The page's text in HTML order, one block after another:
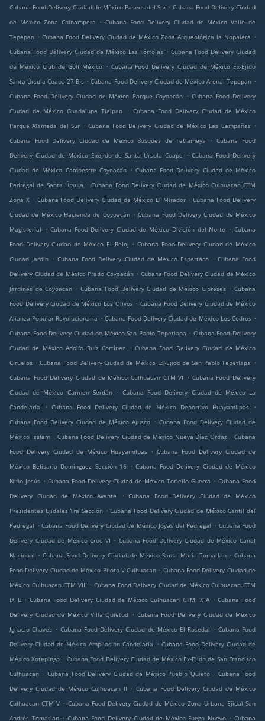
Cubana Food Delivery Ciudad de México Paseos del Sur . Cubana Food Delivery Ciudad
de México Zona Chinampera
. Cubana Food Delivery Ciudad de México Valle de
Tepepan . Cubana Food Delivery Ciudad de México Zona Arqueológica la Nopalera .
Cubana Food Delivery Ciudad de México Las Tórtolas . Cubana Food Delivery Ciudad
de México Club de Golf México . Cubana Food Delivery Ciudad de México Ex-Ejido
Santa Úrsula Coapa 27 Bis . Cubana Food Delivery Ciudad de México Arenal Tepepan .
Cubana Food Delivery Ciudad de México Parque Coyoacán . Cubana Food Delivery
Ciudad de México Guadalupe Tlalpan
. Cubana Food Delivery Ciudad de México
Parque Alameda del Sur . Cubana Food Delivery Ciudad de México Las Campañas .
Cubana Food Delivery Ciudad de México Bosques de Tetlameya
. Cubana Food
Delivery Ciudad de México Exejido de Santa Úrsula Coapa
. Cubana Food Delivery
Ciudad de México Campestre Coyoacán . Cubana Food Delivery Ciudad de México
Pedregal de Santa Úrsula . Cubana Food Delivery Ciudad de México Culhuacan CTM
Zona X . Cubana Food Delivery Ciudad de México El Mirador . Cubana Food Delivery
Ciudad de México Hacienda de Coyoacán . Cubana Food Delivery Ciudad de México
Magisterial
. Cubana Food Delivery Ciudad de México División del Norte . Cubana
Food Delivery Ciudad de México El Reloj . Cubana Food Delivery Ciudad de México
Ciudad Jardín . Cubana Food Delivery Ciudad de México Espartaco . Cubana Food
Delivery Ciudad de México Prado Coyoacán . Cubana Food Delivery Ciudad de México
Jardines de Coyoacán . Cubana Food Delivery Ciudad de México Cipreses . Cubana
Food Delivery Ciudad de México Los Olivos . Cubana Food Delivery Ciudad de México
Alianza Popular Revolucionaria . Cubana Food Delivery Ciudad de México Los Cedros .
Cubana Food Delivery Ciudad de México San Pablo Tepetlapa . Cubana Food Delivery
Ciudad de México Adolfo Ruíz Cortínez
. Cubana Food Delivery Ciudad de México
Ciruelos . Cubana Food Delivery Ciudad de México Ex-Ejido de San Pablo Tepetlapa .
Cubana Food Delivery Ciudad de México Culhuacan CTM VI
. Cubana Food Delivery
Ciudad de México Carmen Serdán
. Cubana Food Delivery Ciudad de México La
Candelaria
. Cubana Food Delivery Ciudad de México Deportivo Huayamilpas
.
Cubana Food Delivery Ciudad de México Ajusco . Cubana Food Delivery Ciudad de
México Issfam . Cubana Food Delivery Ciudad de México Nueva Díaz Ordaz . Cubana
Food Delivery Ciudad de México Huayamilpas
. Cubana Food Delivery Ciudad de
México Belisario Domínguez Sección 16
. Cubana Food Delivery Ciudad de México
Niño Jesús . Cubana Food Delivery Ciudad de México Toriello Guerra . Cubana Food
Delivery Ciudad de México Avante
. Cubana Food Delivery Ciudad de México
Presidentes Ejidales 1ra Sección . Cubana Food Delivery Ciudad de México Cantil del
Pedregal . Cubana Food Delivery Ciudad de México Joyas del Pedregal . Cubana Food
Delivery Ciudad de México Croc VI . Cubana Food Delivery Ciudad de México Canal
Nacional . Cubana Food Delivery Ciudad de México Santa María Tomatlan . Cubana
Food Delivery Ciudad de México Piloto V Culhuacan . Cubana Food Delivery Ciudad de
México Culhuacan CTM VIII . Cubana Food Delivery Ciudad de México Culhuacan CTM
IX B . Cubana Food Delivery Ciudad de México Culhuacan CTM IX A . Cubana Food
Delivery Ciudad de México Villa Quietud . Cubana Food Delivery Ciudad de México
Ignacio Chavez . Cubana Food Delivery Ciudad de México El Rosedal . Cubana Food
Delivery Ciudad de México Ampliación Candelaria
. Cubana Food Delivery Ciudad de
México Xotepingo . Cubana Food Delivery Ciudad de México Ex-Ejido de San Francisco
Culhuacan . Cubana Food Delivery Ciudad de México Pueblo Quieto . Cubana Food
Delivery Ciudad de México Culhuacan II
. Cubana Food Delivery Ciudad de México
Culhuacan CTM V . Cubana Food Delivery Ciudad de México Zona Urbana Ejidal San
Andrés Tomatlan . Cubana Food Delivery Ciudad de México Fuego Nuevo . Cubana